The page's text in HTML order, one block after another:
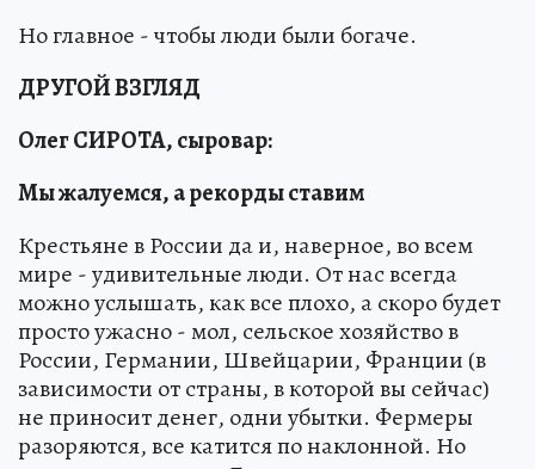
Но главное - чтобы люди были богаче.
ДРУГОЙ ВЗГЛЯД
Олег СИРОТА, сыровар:
Мы жалуемся, а рекорды ставим
Крестьяне в России да и, наверное, во всем
мире - удивительные люди. От нас всегда
можно услышать, как все плохо, а скоро будет
просто ужасно - мол, сельское хозяйство в
России, Германии, Швейцарии, Франции (в
зависимости от страны, в которой вы сейчас)
не приносит денег, одни убытки. Фермеры
разоряются, все катится по наклонной. Но